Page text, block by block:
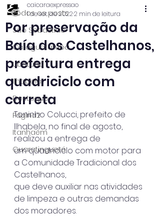
Todos os posts
São Sebastião
Caraguatatuba
Ubatuba
Ilhabela
Destaque
Página2
Itanhaém
Guaratinguetá
Por preservação da
Baía dos Castelhanos,
prefeitura entrega
quadriciclo com
carreta
caicaraexpressao
1 de set. de 20222 min de leitura
Toninho Colucci, prefeito de
Ilhabela, no final de agosto,
realizou a entrega de
um quadriciclo com motor para
a Comunidade Tradicional dos
Castelhanos,
que deve auxiliar nas atividades
de limpeza e outras demandas
dos moradores.